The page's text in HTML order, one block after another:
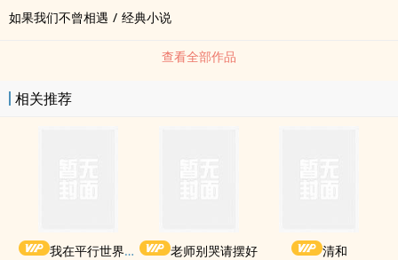
如果我们不曾相遇 / 经典小说
查看全部作品
相关推荐
我在平行世界当王 老师别哭请摆好 清和